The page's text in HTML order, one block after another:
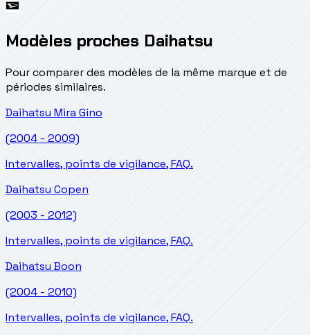
Modèles proches Daihatsu
Pour comparer des modèles de la même marque et de
périodes similaires.
Daihatsu Mira Gino
(2004 - 2009)
Intervalles, points de vigilance, FAQ.
Daihatsu Copen
(2003 - 2012)
Intervalles, points de vigilance, FAQ.
Daihatsu Boon
(2004 - 2010)
Intervalles, points de vigilance, FAQ.